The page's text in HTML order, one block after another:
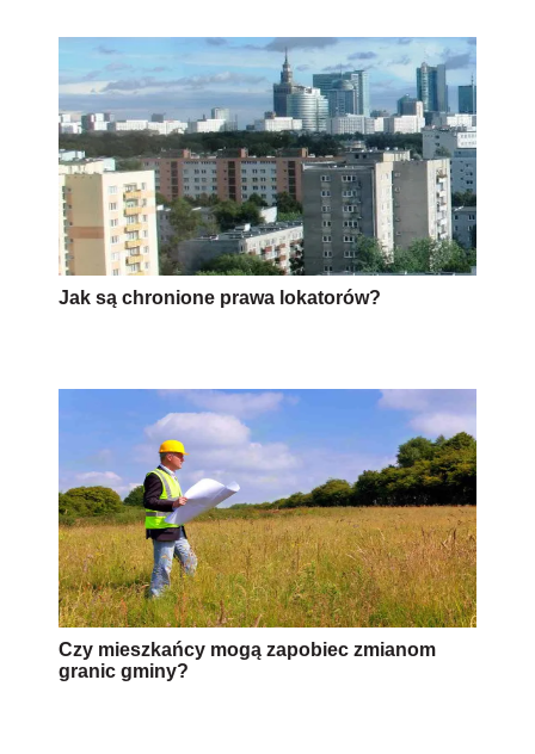
Jak są chronione prawa lokatorów?
Czy mieszkańcy mogą zapobiec zmianom
granic gminy?